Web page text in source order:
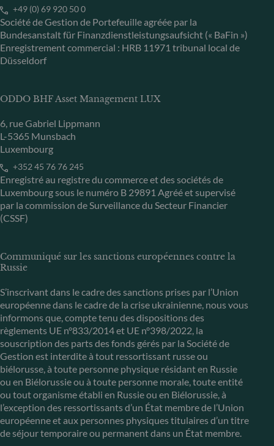
+49 (0) 69 920 50 0
Société de Gestion de Portefeuille agréée par la
Bundesanstalt für Finanzdienstleistungsaufsicht (« BaFin »)
Enregistrement commercial : HRB 11971 tribunal local de
Düsseldorf
ODDO BHF Asset Management LUX
6, rue Gabriel Lippmann
L-5365 Munsbach
Luxembourg
+352 45 76 76 245
Enregistré au registre du commerce et des sociétés de
Luxembourg sous le numéro B 29891 Agréé et supervisé
par la commission de Surveillance du Secteur Financier
(CSSF)
Communiqué sur les sanctions européennes contre la
Russie
S’inscrivant dans le cadre des sanctions prises par l’Union
européenne dans le cadre de la crise ukrainienne, nous vous
informons que, compte tenu des dispositions des
règlements UE n°833/2014 et UE n°398/2022, la
souscription des parts des fonds gérés par la Société de
Gestion est interdite à tout ressortissant russe ou
biélorusse, à toute personne physique résidant en Russie
ou en Biélorussie ou à toute personne morale, toute entité
ou tout organisme établi en Russie ou en Biélorussie, à
l’exception des ressortissants d’un État membre de l’Union
européenne et aux personnes physiques titulaires d’un titre
de séjour temporaire ou permanent dans un État membre.